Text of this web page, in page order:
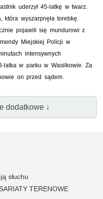
uderzył 45-latkę w twarz.
która wyszarpnęła torebkę.
pojawili się mundurowi z
Miejskiej Policji w
intensywnych
latka w parku w Wasilkowie. Za
on przed sądem.
dodatkowe ↓
słuchu
TERENOWE